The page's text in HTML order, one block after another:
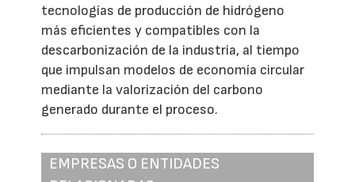
tecnologías de producción de hidrógeno
más eficientes y compatibles con la
descarbonización de la industria, al tiempo
que impulsan modelos de economía circular
mediante la valorización del carbono
generado durante el proceso.
EMPRESAS O ENTIDADES